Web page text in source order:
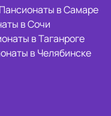
Пансионаты в Самаре
в Сочи
в Таганроге
в Челябинске